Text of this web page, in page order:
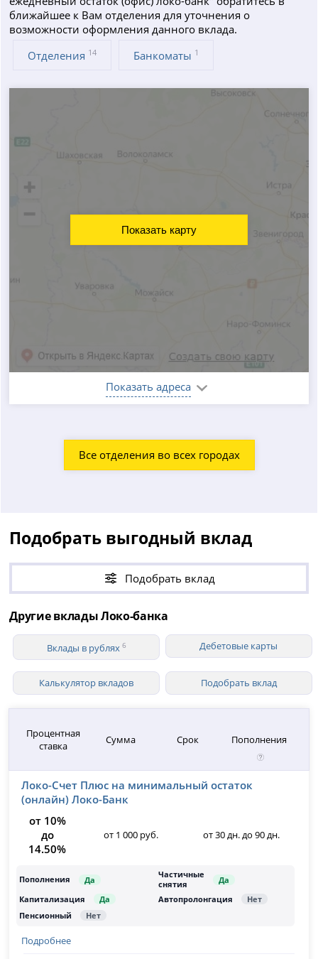
ближайшее к Вам отделения для уточнения о
возможности оформления данного вклада.
Отделения 14 Банкоматы 1
Показать адреса
Показать карту
Все отделения во всех городах
Подобрать выгодный вклад
Подобрать вклад
Другие вклады Локо-банка
Вклады в рублях 6 Дебетовые карты
Калькулятор вкладов Подобрать вклад
Процентная
ставка
Сумма Срок Пополнения
Локо-Счет Плюс на минимальный остаток
(онлайн) Локо-Банк
от 10%
до
14.50%
от 1 000 руб. от 30 дн. до 90 дн.
Подробнее